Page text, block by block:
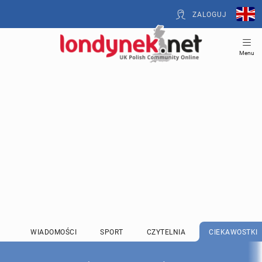
ZALOGUJ
Menu
WIADOMOŚCI SPORT CZYTELNIA CIEKAWOSTKI